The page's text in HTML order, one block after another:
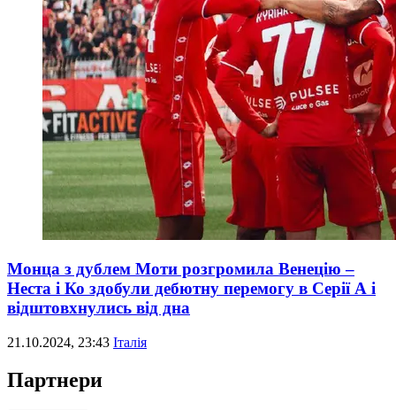
Монца з дублем Моти розгромила Венецію –
Неста і Ко здобули дебютну перемогу в Серії А і
відштовхнулись від дна
21.10.2024, 23:43 Італія
Партнери